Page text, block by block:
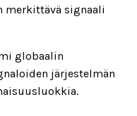
merkittävä signaali
globaalin
järjestelmän